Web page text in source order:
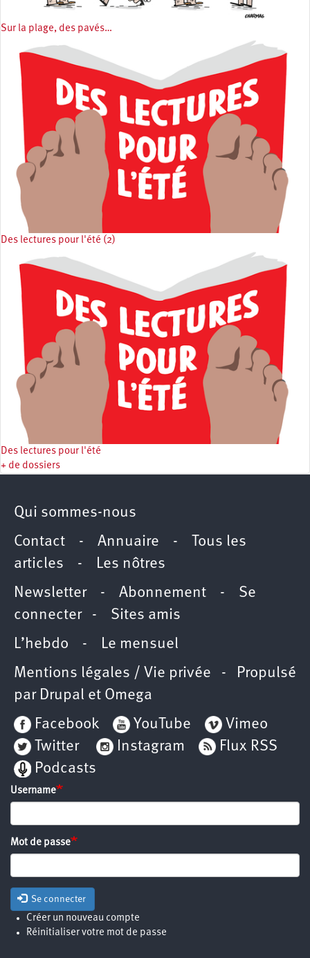
Sur la plage, des pavés…
Des lectures pour l'été (2)
Des lectures pour l'été
+ de dossiers
Qui sommes-nous
Contact - Annuaire -
Tous les
articles - Les nôtres
Newsletter- Abonnement - Se
connecter- Sites amis
L’hebdo - Le mensuel
Mentions légales / Vie privée - Propulsé
par Drupal et Omega
Facebook
YouTube
Vimeo
Twitter
Instagram
Flux RSS
Podcasts
Username
Mot de passe
Se connecter
Créer un nouveau compte
Réinitialiser votre mot de passe